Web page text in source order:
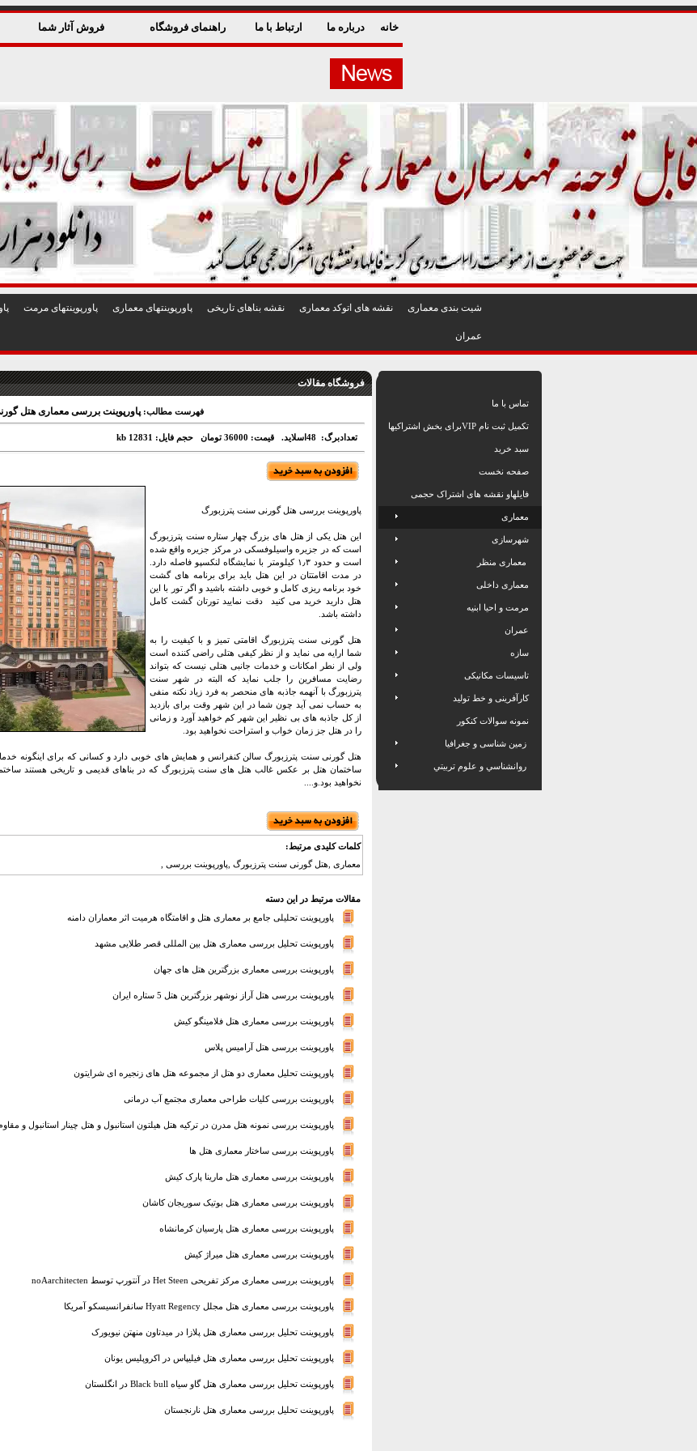
خانه درباره ما ارتباط با ما راهنمای فروشگاه فروش آثار شما
شيت بندی معماری نقشه های اتوکد معماری نقشه بناهای تاريخی پاورپوينتهای معماری پاورپوينتهای مرمت
عمران
فروشگاه مقالات
فهرست مطالب: پاورپوینت بررسی معماری هتل
تعدادبرگ: 48اسلاید. قیمت: 36000 تومان حجم فایل: 12831 kb
پاورپوینت بررسی هتل گورنی سنت پترزبورگ
این هتل یکی از هتل های بزرگ چهار ستاره سنت پترزبورگ
است که در جزیره واسیلوفسکی در مرکز جزیره واقع شده
است و حدود ۱٫۳ کیلومتر با نمایشگاه لنکسپو فاصله دارد.
در مدت اقامتتان در این هتل باید برای برنامه های گشت
خود برنامه ریزی کامل و خوبی داشته باشید و اگر تور با این
هتل دارید خرید می کنید دقت نمایید تورتان گشت کامل
داشته باشد.
هتل گورنی سنت پترزبورگ اقامتی تمیز و با کیفیت را به
شما ارایه می نماید و از نظر کیفی هتلی راضی کننده است
ولی از نطر امکانات و خدمات جانبی هتلی نیست که بتواند
رضایت مسافرین را جلب نماید که البته در شهر سنت
پترزبورگ با آنهمه جاذبه های منحصر به فرد زیاد نکته منفی
به حساب نمی آید چون شما در این شهر وقت برای بازدید
از کل جاذبه های بی نظیر این شهر کم خواهید آورد و زمانی
را در هتل جز زمان خواب و استراحت نخواهید بود.
هتل گورنی سنت پترزبورگ سالن کنفرانس و همایش های خوبی دارد و کسانی که برای اینگونه
ساختمان هتل بر عکس غالب هتل های سنت پترزبورگ که در بناهای قدیمی و تاریخی هستند
نخواهید بود.و....
کلمات کلیدی مرتبط:
معماری ,هتل گورنی سنت پترزبورگ ,پاورپوینت بررسی ,
مقالات مرتبط در این دسته
پاورپوینت تحلیلی جامع بر معماری هتل و اقامتگاه هرمیت اثر معماران دامنه
پاورپوینت تحلیل بررسی معماری هتل بین المللی قصر طلایی مشهد
پاورپوینت بررسی معماری بزرگترین هتل های جهان
پاورپوینت بررسی هتل آراز نوشهر بزرگترین هتل 5 ستاره ایران
پاورپوینت بررسی معماری هتل فلامینگو کیش
پاورپوینت بررسی هتل آرامیس پلاس
پاورپوینت تحلیل معماری دو هتل از مجموعه هتل های زنجیره ای شرایتون
پاورپوینت بررسی کلیات طراحی معماری مجتمع آب درمانی
پاورپوینت بررسی نمونه هتل مدرن در ترکیه هتل هیلتون استانبول و هتل چینار استانبول و
پاورپوینت بررسی ساختار معماری هتل ها
پاورپوینت بررسی معماری هتل مارینا پارک کیش
پاورپوینت بررسی معماری هتل بوتیک سوریجان کاشان
پاورپوینت بررسی معماری هتل پارسیان کرمانشاه
پاورپوینت بررسی معماری هتل میراژ کیش
پاورپوینت بررسی معماری مرکز تفریحی Het Steen در آنتورپ توسط noAarchitecten
پاورپوینت بررسی معماری هتل مجلل Hyatt Regency سانفرانسیسکو آمریکا
پاورپوینت تحلیل بررسی معماری هتل پلازا در میدتاون منهتن نیویورک
پاورپوینت تحلیل بررسی معماری هتل فیلیپاس در اکروپلیس یونان
پاورپوینت تحلیل بررسی معماری هتل گاو سیاه Black bull در انگلستان
پاورپوینت تحلیل بررسی معماری هتل نارنجستان
تماس با ما
تکمیل ثبت نام VIPبرای بخش اشتراکیها
سبد خرید
صفحه نخست
فایلهاو نقشه های اشتراک حجمی
معماری
شهرسازی
معماری منظر
معماری داخلی
مرمت و احیا ابنیه
عمران
سازه
تاسیسات مکانیکی
کارآفرینی و خط تولید
نمونه سوالات کنکور
زمین شناسی و جغرافیا
روانشناسي و علوم تربيتي